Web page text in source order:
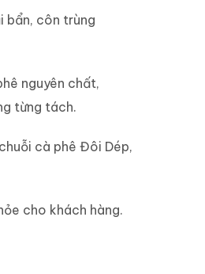
bẩn, côn trùng
nguyên chất,
từng tách.
cà phê Đôi Dép,
cho khách hàng.